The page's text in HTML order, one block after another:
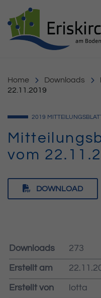
Home Downloads
22.11.2019
2019
vom
DOWNLOAD
Downloads 273
Erstellt am
Erstellt von lotta